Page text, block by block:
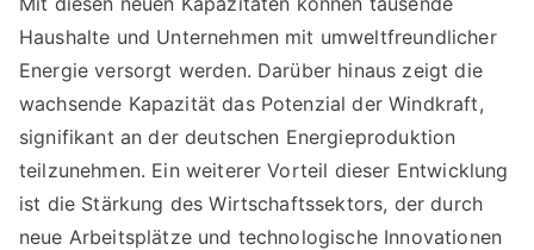
Haushalte und Unternehmen mit umweltfreundlicher
Energie versorgt werden. Darüber hinaus zeigt die
wachsende Kapazität das Potenzial der Windkraft,
signifikant an der deutschen Energieproduktion
teilzunehmen. Ein weiterer Vorteil dieser Entwicklung
ist die Stärkung des Wirtschaftssektors, der durch
neue Arbeitsplätze und technologische Innovationen